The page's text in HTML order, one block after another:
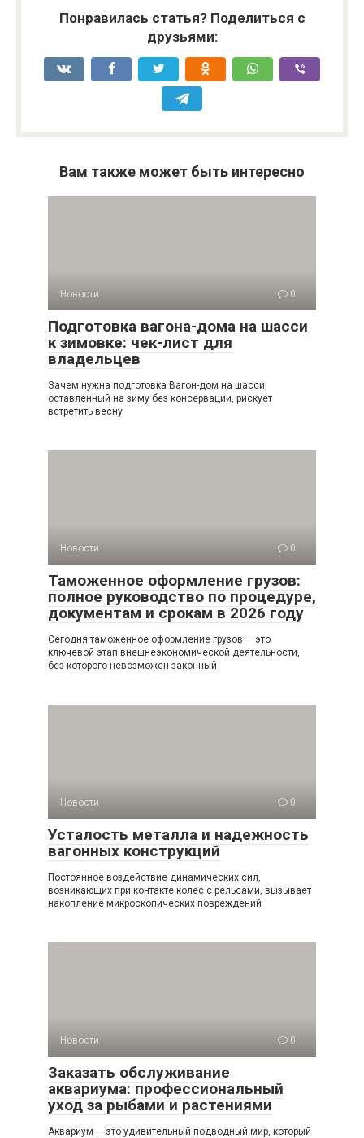
Понравилась статья? Поделиться с
друзьями:
Вам также может быть интересно
Новости 0
Подготовка вагона-дома на шасси
к зимовке: чек-лист для
владельцев
Зачем нужна подготовка Вагон-дом на шасси,
оставленный на зиму без консервации, рискует
встретить весну
Новости 0
Таможенное оформление грузов:
полное руководство по процедуре,
документам и срокам в 2026 году
Сегодня таможенное оформление грузов — это
ключевой этап внешнеэкономической деятельности,
без которого невозможен законный
Новости 0
Усталость металла и надежность
вагонных конструкций
Постоянное воздействие динамических сил,
возникающих при контакте колес с рельсами, вызывает
накопление микроскопических повреждений
Новости 0
Заказать обслуживание
аквариума: профессиональный
уход за рыбами и растениями
Аквариум — это удивительный подводный мир, который